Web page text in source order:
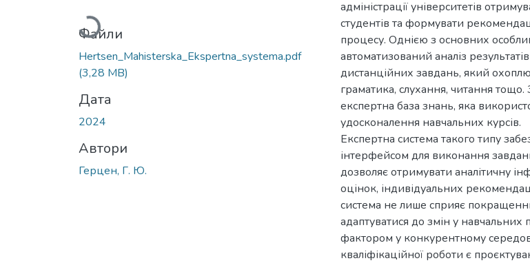
Вантажиться...
Файли
Hertsen_Mahisterska_Ekspertna_systema.pdf
(3,28 MB)
Дата
2024
Автори
Герцен, Г. Ю.
адміністрації університетів
студентів та формувати
процесу. Однією з основних
автоматизований аналіз
дистанційних завдань, який
граматика, слухання, читання
експертна база знань, яка
удосконалення навчальних курсів.
Експертна система такого типу
інтерфейсом для виконання
дозволяє отримувати аналітичну
оцінок, індивідуальних
система не лише сприяє
адаптуватися до змін у
фактором у конкурентному
кваліфікаційної роботи є